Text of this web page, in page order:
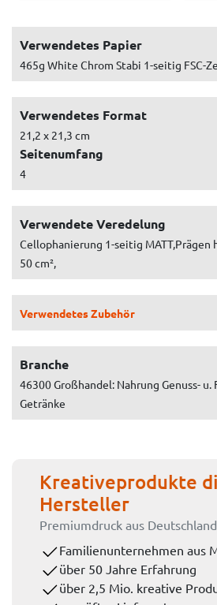
Verwendetes Papier
465g White Chrom Stabi 1-seitig FSC-
Verwendetes Format
21,2 x 21,3 cm
Seitenumfang
4
Verwendete Veredelung
Cellophanierung 1-seitig MATT,Prägen
50 cm²,
Verwendetes Zubehör
Branche
46300 Großhandel: Nahrung Genuss-
Getränke
Kreativeprodukte
Hersteller
Premiumdruck aus Deutschland
Familienunternehmen aus
über 50 Jahre Erfahrung
über 2,5 Mio. kreative